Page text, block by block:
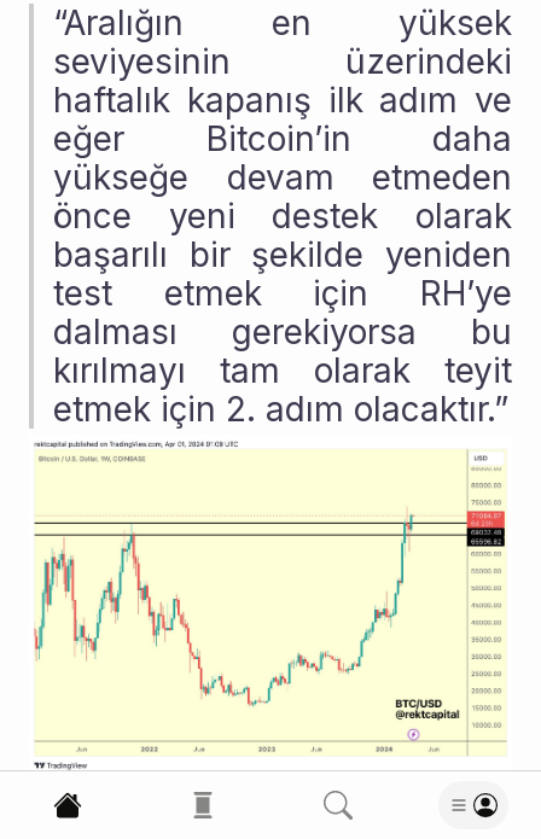
“Aralığın en yüksek
seviyesinin üzerindeki
haftalık kapanış ilk adım ve
eğer Bitcoin’in daha
yükseğe devam etmeden
önce yeni destek olarak
başarılı bir şekilde yeniden
test etmek için RH’ye
dalması gerekiyorsa bu
kırılmayı tam olarak teyit
etmek için 2. adım olacaktır.”
Sorumluluk Reddi:
Bu yazıda yer alan bilgiler